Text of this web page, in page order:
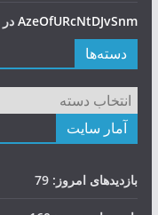
AzeOfURcNtDJvSnmدر
دسته‌ها
دسته‌ها
آمار سایت
بازدیدهای امروز: 79